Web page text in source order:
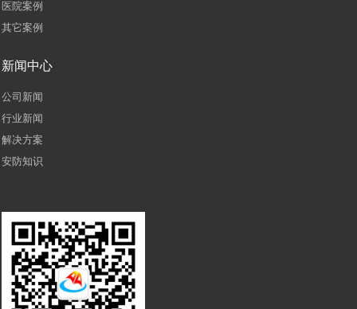
医院案例
其它案例
新闻中心
公司新闻
行业新闻
解决方案
安防知识